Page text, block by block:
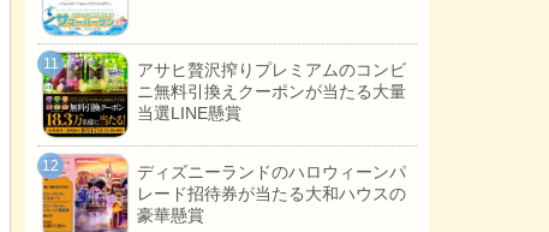
アサヒ贅沢搾りプレミアムのコンビ
ニ無料引換えクーポンが当たる大量
当選LINE懸賞
ディズニーランドのハロウィーンパ
レード招待券が当たる大和ハウスの
豪華懸賞